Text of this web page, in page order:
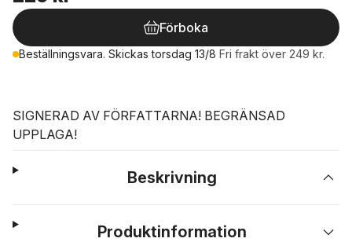
Förboka
Beställningsvara. Skickas torsdag 13/8 Fri frakt över 249 kr.
SIGNERAD AV FÖRFATTARNA! BEGRÄNSAD
UPPLAGA!
Beskrivning
Produktinformation